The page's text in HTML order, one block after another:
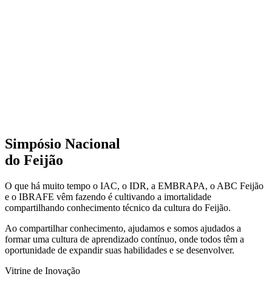
Simpósio Nacional
do Feijão
O que há muito tempo o IAC, o IDR, a EMBRAPA, o ABC Feijão
e o IBRAFE vêm fazendo é cultivando a imortalidade
compartilhando conhecimento técnico da cultura do Feijão.
Ao compartilhar conhecimento, ajudamos e somos ajudados a
formar uma cultura de aprendizado contínuo, onde todos têm a
oportunidade de expandir suas habilidades e se desenvolver.
Vitrine de Inovação